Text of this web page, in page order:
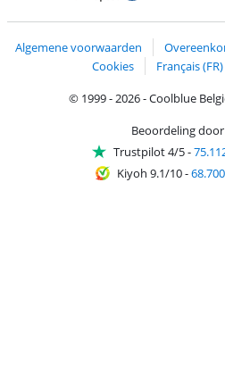
Algemene voorwaarden
Cookies
Français (FR)
© 1999 - 2026 - Coolblue
Beoordeling
Trustpilot 4/5-
Kiyoh 9.1/10-